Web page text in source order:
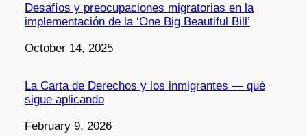
Desafíos y preocupaciones migratorias en la
implementación de la ‘One Big Beautiful Bill’
Date
October 14, 2025
La Carta de Derechos y los inmigrantes — qué
sigue aplicando
Date
February 9, 2026